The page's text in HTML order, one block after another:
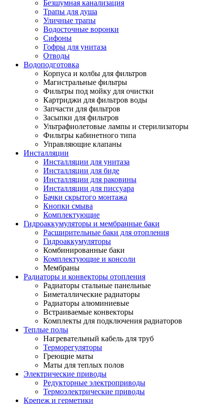
Безшумная канализация
Трапы для душа
Уличные трапы
Водосточные воронки
Сифоны
Гофры для унитаза
Отводы
Водоподготовка
Корпуса и колбы для фильтров
Магистральные фильтры
Фильтры под мойку для очистки
Картриджи для фильтров воды
Запчасти для фильтров
Засыпки для фильтров
Ультрафиолетовые лампы и стерилизаторы
Фильтры кабинетного типа
Управляющие клапаны
Инсталляции
Инсталляции для унитаза
Инсталляции для биде
Инсталляции для раковины
Инсталляции для писсуара
Бачки скрытого монтажа
Кнопки смыва
Комплектующие
Гидроаккумуляторы и мембранные баки
Расширительные баки для отопления
Гидроаккумуляторы
Комбинированные баки
Комплектующие и консоли
Мембраны
Радиаторы и конвекторы отопления
Радиаторы стальные панельные
Биметаллические радиаторы
Радиаторы алюминиевые
Встраиваемые конвекторы
Комплекты для подключения радиаторов
Теплые полы
Нагревательный кабель для труб
Терморегуляторы
Греющие маты
Маты для теплых полов
Электрические приводы
Редукторные электроприводы
Термоэлектрические приводы
Крепеж и герметики